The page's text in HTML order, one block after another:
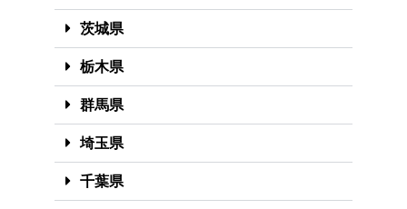
茨城県
栃木県
群馬県
埼玉県
千葉県